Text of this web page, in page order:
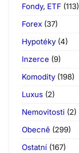
Fondy, ETF (113)
Forex (37)
Hypotéky (4)
Inzerce (9)
Komodity (198)
Luxus (2)
Nemovitosti (2)
Obecně (299)
Ostatní (167)